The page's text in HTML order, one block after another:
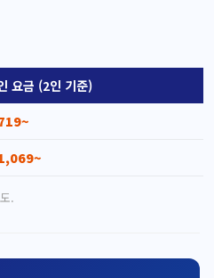
요금 (2인 기준)
.